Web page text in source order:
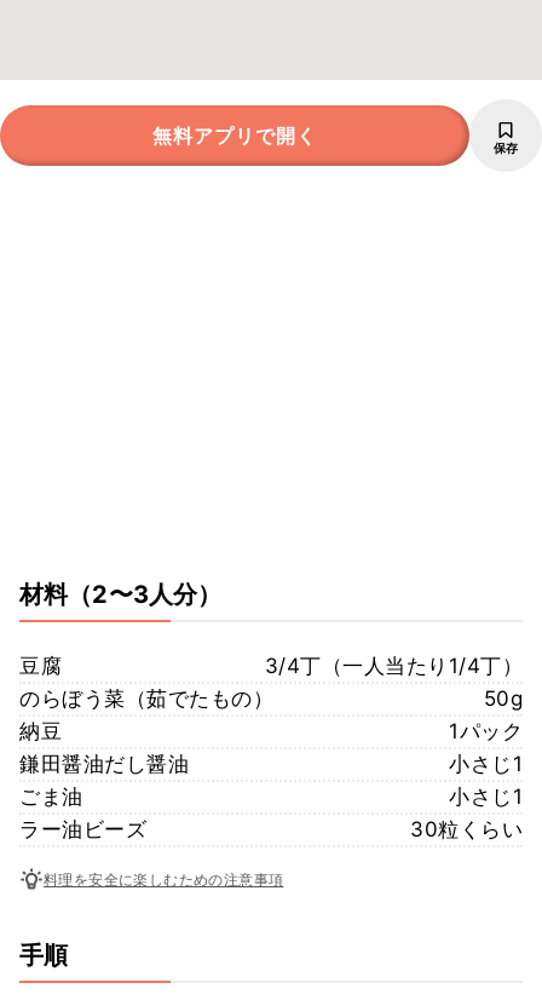
無料アプリで開く 保存
材料（2〜3人分）
豆腐
3/4丁（一人当たり1/4丁）
のらぼう菜（茹でたもの）
50g
納豆
1パック
鎌田醤油だし醤油
小さじ1
ごま油
小さじ1
ラー油ビーズ
30粒くらい
料理を安全に楽しむための注意事項
手順